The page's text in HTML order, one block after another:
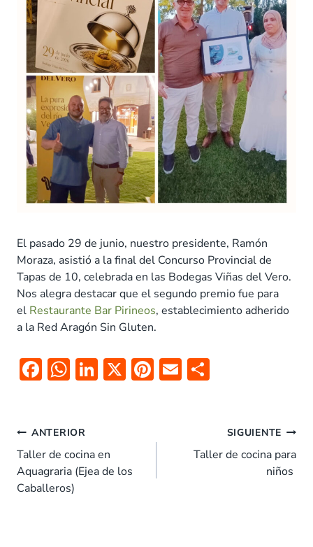
El pasado 29 de junio, nuestro presidente, Ramón
Moraza, asistió a la final del Concurso Provincial de
Tapas de 10, celebrada en las Bodegas Viñas del Vero.
Nos alegra destacar que el segundo premio fue para
el Restaurante Bar Pirineos, establecimiento adherido
a la Red Aragón Sin Gluten.
F
b
o
o
W
s
A
p
p
Li
dI
n
X Pi
es
E
ar
Navegación
de
entradas
ANTERIOR
Taller de cocina en
Aquagraria (Ejea de los
Caballeros)
SIGUIENTE
Taller de cocina para
niños